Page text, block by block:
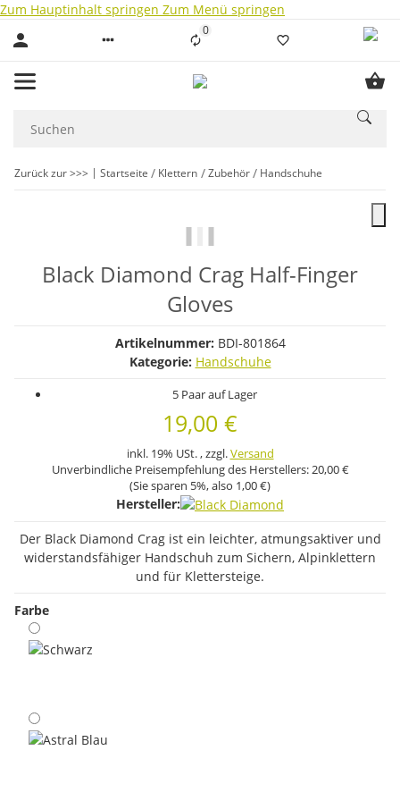
Zum Hauptinhalt springen Zum Menü springen
0Liste ist leer
Zurück zur >>> Startseite Klettern Zubehör Handschuhe
Black Diamond Crag Half-Finger
Gloves
Artikelnummer: BDI-801864
Kategorie: Handschuhe
5 Paar auf Lager
19,00 €
inkl. 19% USt. , zzgl.Versand
Unverbindliche Preisempfehlung des Herstellers:20,00 €
(Sie sparen 5%, also 1,00 €)
Hersteller:
Der Black Diamond Crag ist ein leichter, atmungsaktiver und
widerstandsfähiger Handschuh zum Sichern, Alpinklettern
und für Klettersteige.
Farbe
Schwarz